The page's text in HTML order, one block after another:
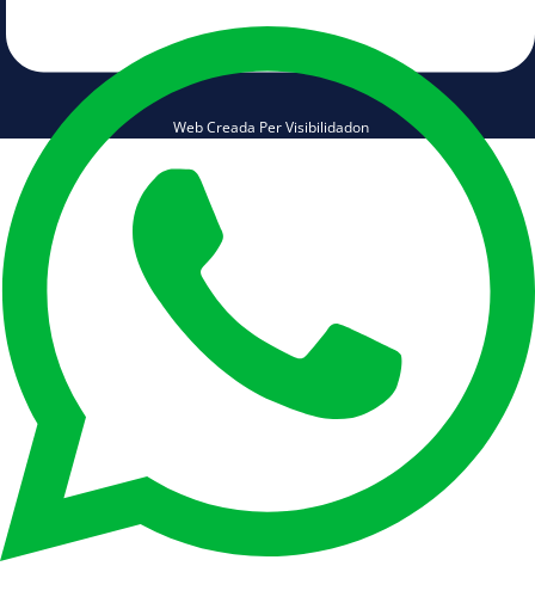
Web Creada Per Visibilidadon